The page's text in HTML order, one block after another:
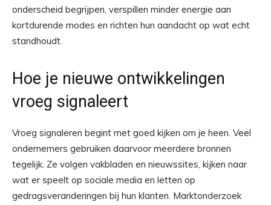
onderscheid begrijpen, verspillen minder energie aan
kortdurende modes en richten hun aandacht op wat echt
standhoudt.
Hoe je nieuwe ontwikkelingen
vroeg signaleert
Vroeg signaleren begint met goed kijken om je heen. Veel
ondernemers gebruiken daarvoor meerdere bronnen
tegelijk. Ze volgen vakbladen en nieuwssites, kijken naar
wat er speelt op sociale media en letten op
gedragsveranderingen bij hun klanten. Marktonderzoek